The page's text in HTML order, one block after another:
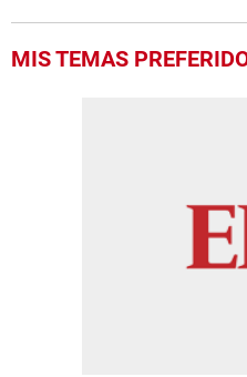
MIS TEMAS